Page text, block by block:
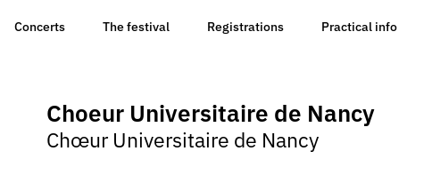
Concerts The festival Registrations Practical info
Choeur Universitaire de Nancy
Chœur Universitaire de Nancy